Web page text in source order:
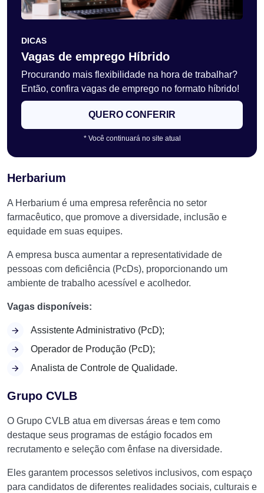
DICAS
Vagas de emprego Híbrido
Procurando mais flexibilidade na hora de trabalhar?
Então, confira vagas de emprego no formato híbrido!
QUERO CONFERIR
* Você continuará no site atual
Herbarium
A Herbarium é uma empresa referência no setor
farmacêutico, que promove a diversidade, inclusão e
equidade em suas equipes.
A empresa busca aumentar a representatividade de
pessoas com deficiência (PcDs), proporcionando um
ambiente de trabalho acessível e acolhedor.
Vagas disponíveis:
Assistente Administrativo (PcD);
Operador de Produção (PcD);
Analista de Controle de Qualidade.
Grupo CVLB
O Grupo CVLB atua em diversas áreas e tem como
destaque seus programas de estágio focados em
recrutamento e seleção com ênfase na diversidade.
Eles garantem processos seletivos inclusivos, com espaço
para candidatos de diferentes realidades sociais, culturais e